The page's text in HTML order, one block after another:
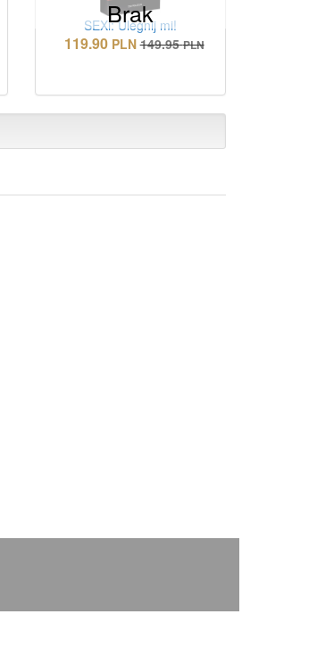
Brak
SEXi: Ulegnij mi!
119.90 PLN 149.95 PLN